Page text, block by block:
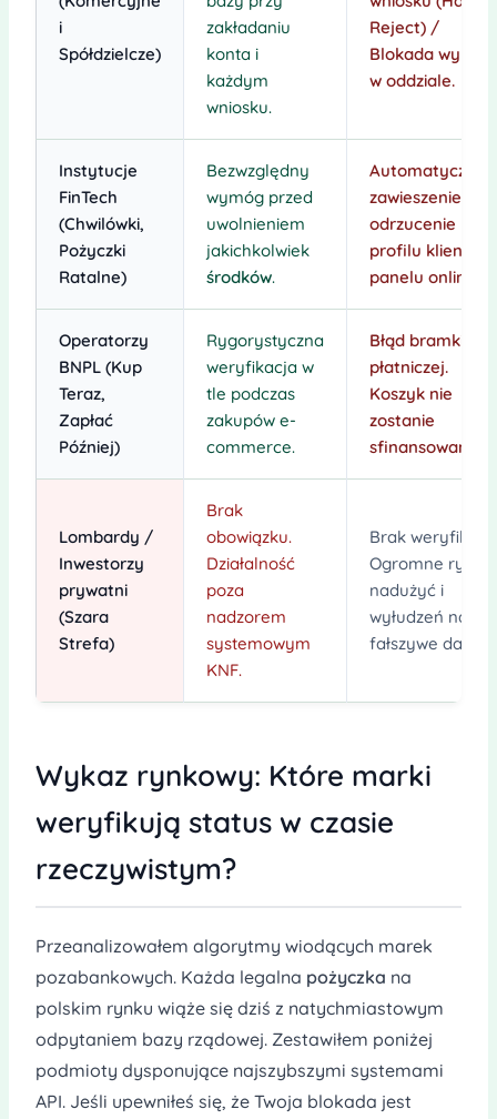
i
Spółdzielcze)
zakładaniu
konta i
każdym
wniosku.
Reject) /
Blokada
w oddziale.
Instytucje
FinTech
(Chwilówki,
Pożyczki
Ratalne)
Bezwzględny
wymóg przed
uwolnieniem
jakichkolwiek
środków.
Automatyczne
zawieszenie lub
odrzucenie
profilu klienta w
panelu online.
Operatorzy
BNPL (Kup
Teraz,
Zapłać
Później)
Rygorystyczna
weryfikacja w
tle podczas
zakupów e-
commerce.
Błąd bramki
płatniczej.
Koszyk nie
zostanie
sfinansowany.
Lombardy /
Inwestorzy
prywatni
(Szara
Strefa)
Brak
obowiązku.
Działalność
poza
nadzorem
systemowym
KNF.
Brak weryfikacji.
Ogromne
nadużyć i
wyłudzeń na
fałszywe dane.
Wykaz rynkowy: Które marki
weryfikują status w czasie
rzeczywistym?
Przeanalizowałem algorytmy wiodących marek
pozabankowych. Każda legalna pożyczka na
polskim rynku wiąże się dziś z natychmiastowym
odpytaniem bazy rządowej. Zestawiłem poniżej
podmioty dysponujące najszybszymi systemami
API. Jeśli upewniłeś się, że Twoja blokada jest